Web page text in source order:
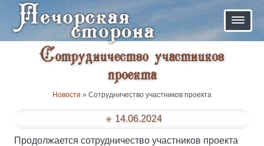
Сотрудничество участников
проекта
Новости » Сотрудничество участников проекта
14.06.2024
Продолжается сотрудничество участников проекта